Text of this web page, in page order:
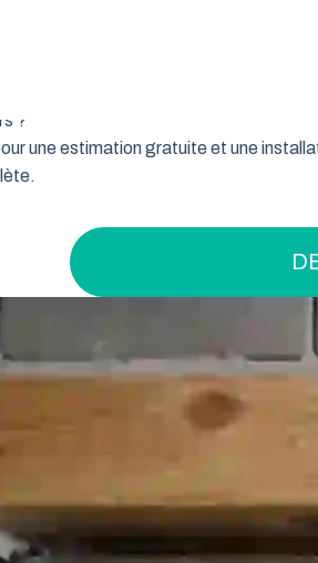
cherchez une solution pratique
région Nouvelle-Aquitaine font
?
une estimation gratuite et une